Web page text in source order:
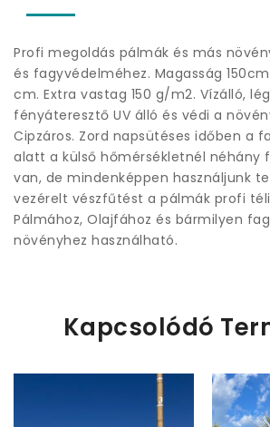
Profi megoldás pálmák és más
és fagyvédelméhez. Magasság 150cm
cm. Extra vastag 150 g/m2. Vízálló,
fényáteresztő UV álló és védi a
Cipzáros. Zord napsütéses időben a
alatt a külső hőmérsékletnél néhány
van, de mindenképpen használjunk
vezérelt vészfűtést a pálmák profi
Pálmához, Olajfához és bármilyen
növényhez használható.
Kapcsolódó